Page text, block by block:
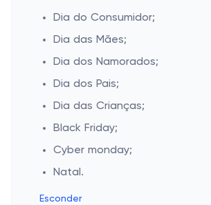
Dia do Consumidor;
Dia das Mães;
Dia dos Namorados;
Dia dos Pais;
Dia das Crianças;
Black Friday;
Cyber monday;
Natal.
Esconder